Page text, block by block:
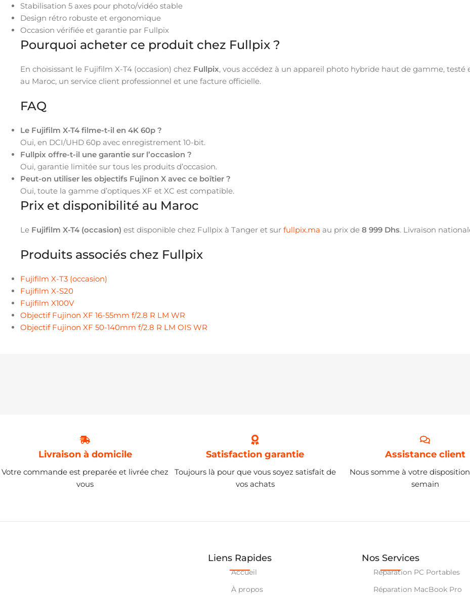
Stabilisation 5 axes pour photo/vidéo stable
Design rétro robuste et ergonomique
Occasion vérifiée et garantie par Fullpix
Pourquoi acheter ce produit chez Fullpix ?
En choisissant le Fujifilm X-T4 (occasion) chez Fullpix, vous accédez à un appareil photo hybride haut de gamme, testé
au Maroc, un service client professionnel et une facture officielle.
FAQ
Le Fujifilm X-T4 filme-t-il en 4K 60p ?
Oui, en DCI/UHD 60p avec enregistrement 10-bit.
Fullpix offre-t-il une garantie sur l’occasion ?
Oui, garantie limitée sur tous les produits d’occasion.
Peut-on utiliser les objectifs Fujinon X avec ce boîtier ?
Oui, toute la gamme d’optiques XF et XC est compatible.
Prix et disponibilité au Maroc
Le Fujifilm X-T4 (occasion) est disponible chez Fullpix à Tanger et sur fullpix.ma au prix de 8 999 Dhs. Livraison
Produits associés chez Fullpix
Fujifilm X-T3 (occasion)
Fujifilm X-S20
Fujifilm X100V
Objectif Fujinon XF 16-55mm f/2.8 R LM WR
Objectif Fujinon XF 50-140mm f/2.8 R LM OIS WR
Livraison à domicile
Votre commande est preparée et livrée chez
vous
Satisfaction garantie
Toujours là pour que vous soyez satisfait de
vos achats
Assistance client
Nous somme à votre
semain
Liens Rapides
Accueil
À propos
Nos Services
Réparation PC Portables
Réparation MacBook Pro